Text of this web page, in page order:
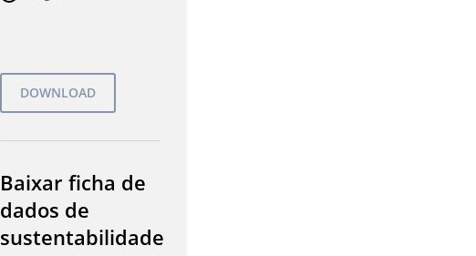
Baixar ficha de
dados de
sustentabilidade